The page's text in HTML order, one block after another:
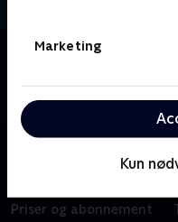
Marketing
Kun
Om FIFA VM 2026 -
Mexico, USA og Canada.
Priser og abonnement